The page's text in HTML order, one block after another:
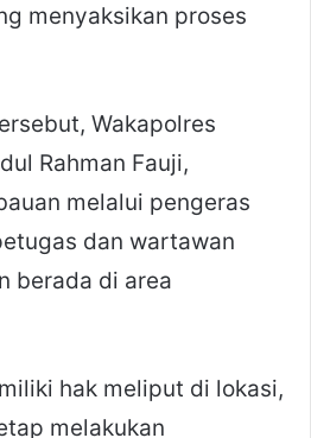
menyaksikan proses
Wakapolres
Rahman Fauji,
melalui pengeras
dan wartawan
berada di area
hak meliput di lokasi,
melakukan